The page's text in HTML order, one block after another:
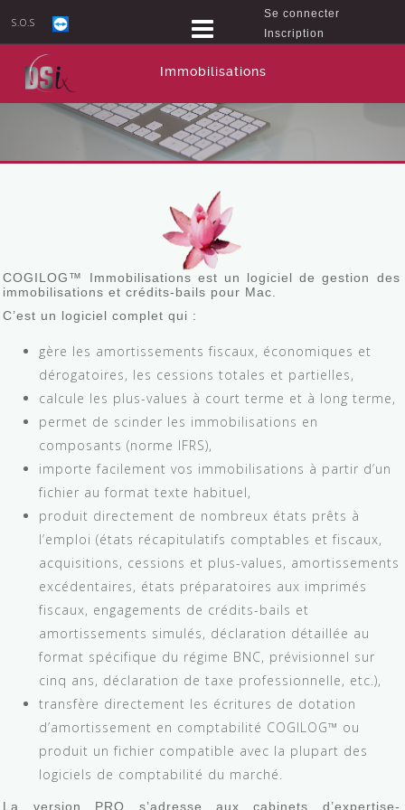
S.O.S
Se connecter
Inscription
Immobilisations
COGILOG™ Immobilisations est un logiciel de gestion des
immobilisations et crédits-bails pour Mac.
C’est un logiciel complet qui :
gère les amortissements fiscaux, économiques et
dérogatoires, les cessions totales et partielles,
calcule les plus-values à court terme et à long terme,
permet de scinder les immobilisations en
composants (norme IFRS),
importe facilement vos immobilisations à partir d’un
fichier au format texte habituel,
produit directement de nombreux états prêts à
l’emploi (états récapitulatifs comptables et fiscaux,
acquisitions, cessions et plus-values, amortissements
excédentaires, états préparatoires aux imprimés
fiscaux, engagements de crédits-bails et
amortissements simulés, déclaration détaillée au
format spécifique du régime BNC, prévisionnel sur
cinq ans, déclaration de taxe professionnelle, etc.),
transfère directement les écritures de dotation
d’amortissement en comptabilité COGILOG™ ou
produit un fichier compatible avec la plupart des
logiciels de comptabilité du marché.
La version PRO s’adresse aux cabinets d’expertise-